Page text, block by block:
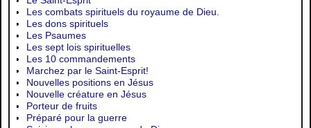
Les combats spirituels du royaume de Dieu.
Les dons spirituels
Les Psaumes
Les sept lois spirituelles
Les 10 commandements
Marchez par le Saint-Esprit!
Nouvelles positions en Jésus
Nouvelle créature en Jésus
Porteur de fruits
Préparé pour la guerre